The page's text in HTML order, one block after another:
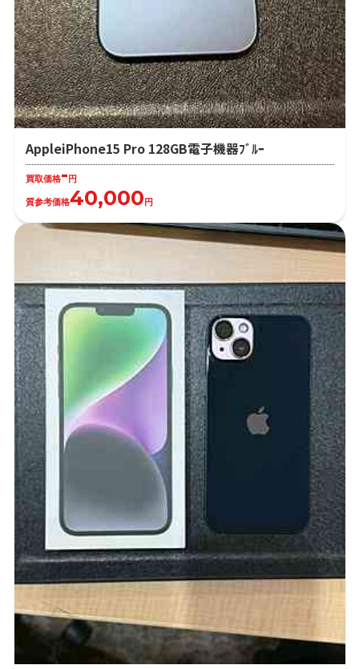
AppleiPhone15 Pro 128GB電子機器ﾌﾞﾙｰ
買取価格- 円
質参考価格40,000 円